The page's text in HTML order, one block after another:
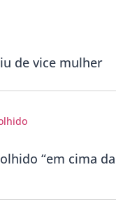
de vice mulher
“em cima da